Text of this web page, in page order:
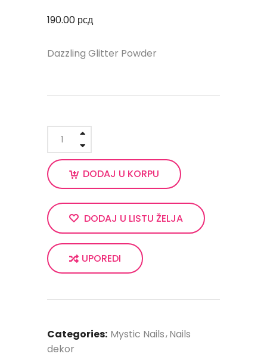
190.00 рсд
Dazzling Glitter Powder
DODAJ U KORPU
DODAJ U LISTU ŽELJA
UPOREDI
Categories: Mystic Nails Nails
dekor